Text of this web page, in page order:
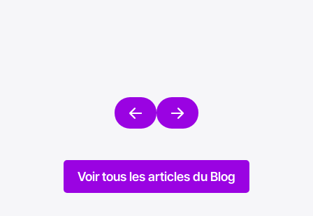
Voir tous les articles du Blog